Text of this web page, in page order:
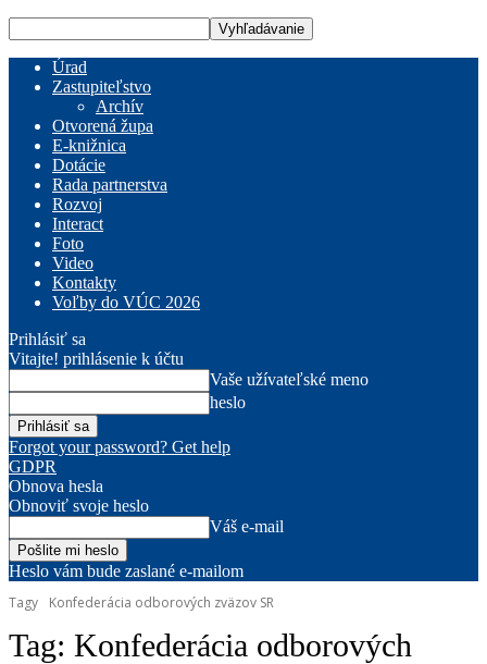
Úrad
Zastupiteľstvo
Archív
Otvorená župa
E-knižnica
Dotácie
Rada partnerstva
Rozvoj
Interact
Foto
Video
Kontakty
Voľby do VÚC 2026
Prihlásiť sa
Vitajte! prihlásenie k účtu
Vaše užívateľské meno
heslo
Forgot your password? Get help
GDPR
Obnova hesla
Obnoviť svoje heslo
Váš e-mail
Heslo vám bude zaslané e-mailom
Tagy
Konfederácia odborových zväzov SR
Tag: Konfederácia odborových